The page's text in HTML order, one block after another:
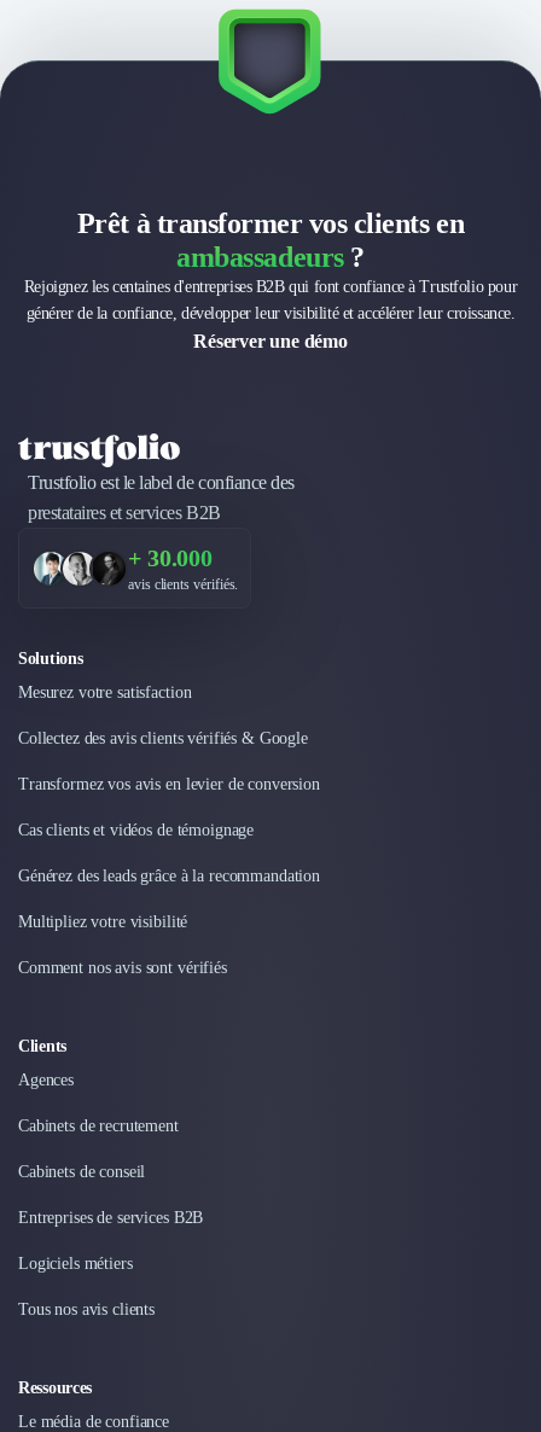
Communication
Influence Marketing
Présentations PowerPoint
Email Marketing
Data Marketing
Expertise Comptable
Subventions & Aides
Levée de fonds
Droit des Affaires
Externalisation Administrative
Direction Financière Externalisée (DAF)
Droit Commercial
Droit du Travail
Gestion de trésorerie
Financement de matériel ou équipement
Due Diligence
Solutions de Paiement
Fiscalité
Product Management
Internet of Things (IoT)
Packaging & Emballages
Chatbot
BI, Analytics & Big Data
Graphisme & Illustration
Stratégie Digitale
Développement Logiciel
Prêt à transformer vos clients en
ambassadeurs?
Rejoignez les centaines d'entreprises B2B qui font confiance à Trustfolio pour
générer de la confiance, développer leur visibilité et accélérer leur croissance.
Réserver une démo
Trustfolio est le label de confiance des
prestataires et services B2B
+ 30.000
avis clients vérifiés.
Solutions
Mesurez votre satisfaction
Collectez des avis clients vérifiés & Google
Transformez vos avis en levier de conversion
Cas clients et vidéos de témoignage
Générez des leads grâce à la recommandation
Multipliez votre visibilité
Comment nos avis sont vérifiés
Clients
Agences
Cabinets de recrutement
Cabinets de conseil
Entreprises de services B2B
Logiciels métiers
Tous nos avis clients
Ressources
Le média de confiance